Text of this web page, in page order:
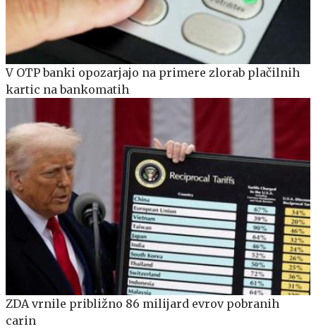
V OTP banki opozarjajo na primere zlorab plačilnih
kartic na bankomatih
ZDA vrnile približno 86 milijard evrov pobranih
carin